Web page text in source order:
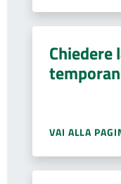
Chiedere
VAI ALLA